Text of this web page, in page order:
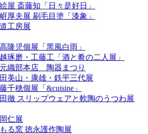
絵屋 斎藤知「日々是好日」
厚夫展 刷毛目塗「漆象」
工房展
隆児個展「黑風白雨」
琢磨・工藤工「酒と肴の二人展」
織部本店 陶器まつり
美山・康雄・鉄平三代展
千穂個展「&cuisine」
徹 スリップウェアと軟陶のうつわ展
仁展
る窯 徳永護作陶展